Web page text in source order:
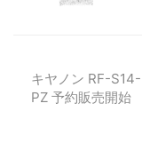
キヤノン RF-
PZ 予約販売開始